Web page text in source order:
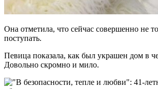
Она отметила, что сейчас совершенно не
поступать.
Певица показала, как был украшен дом в
Довольно скромно и мило.